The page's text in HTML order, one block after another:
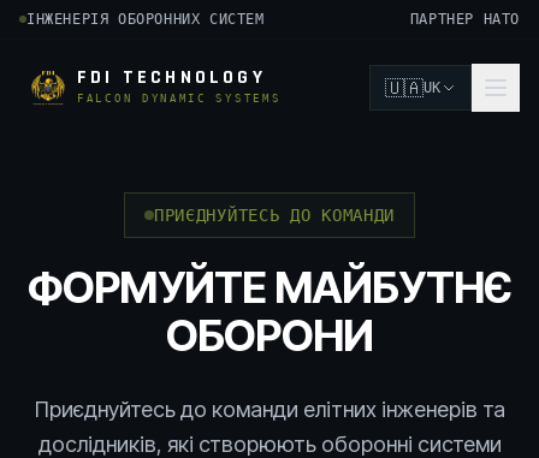
ІНЖЕНЕРІЯ ОБОРОННИХ СИСТЕМ ПАРТНЕР НАТО
FDI TECHNOLOGY
FALCON DYNAMIC SYSTEMS 🇺🇦UK
ПРИЄДНУЙТЕСЬ ДО КОМАНДИ
ФОРМУЙТЕ МАЙБУТНЄ
ОБОРОНИ
Приєднуйтесь до команди елітних інженерів та
дослідників, які створюють оборонні системи